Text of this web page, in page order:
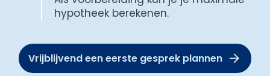
hypotheek berekenen.
Vrijblijvend een eerste gesprek plannen